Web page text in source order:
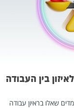
בין העבודה
שאלו בראיון עבודה